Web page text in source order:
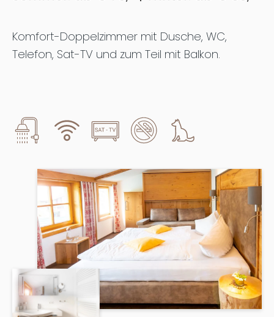
Komfort-Doppelzimmer mit Dusche, WC,
Telefon, Sat-TV und zum Teil mit Balkon.